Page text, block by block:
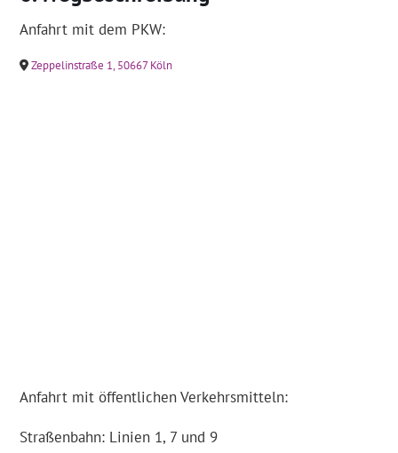
Anfahrt mit dem PKW:
Zeppelinstraße 1, 50667 Köln
Anfahrt mit öffentlichen Verkehrsmitteln:
Straßenbahn: Linien 1, 7 und 9